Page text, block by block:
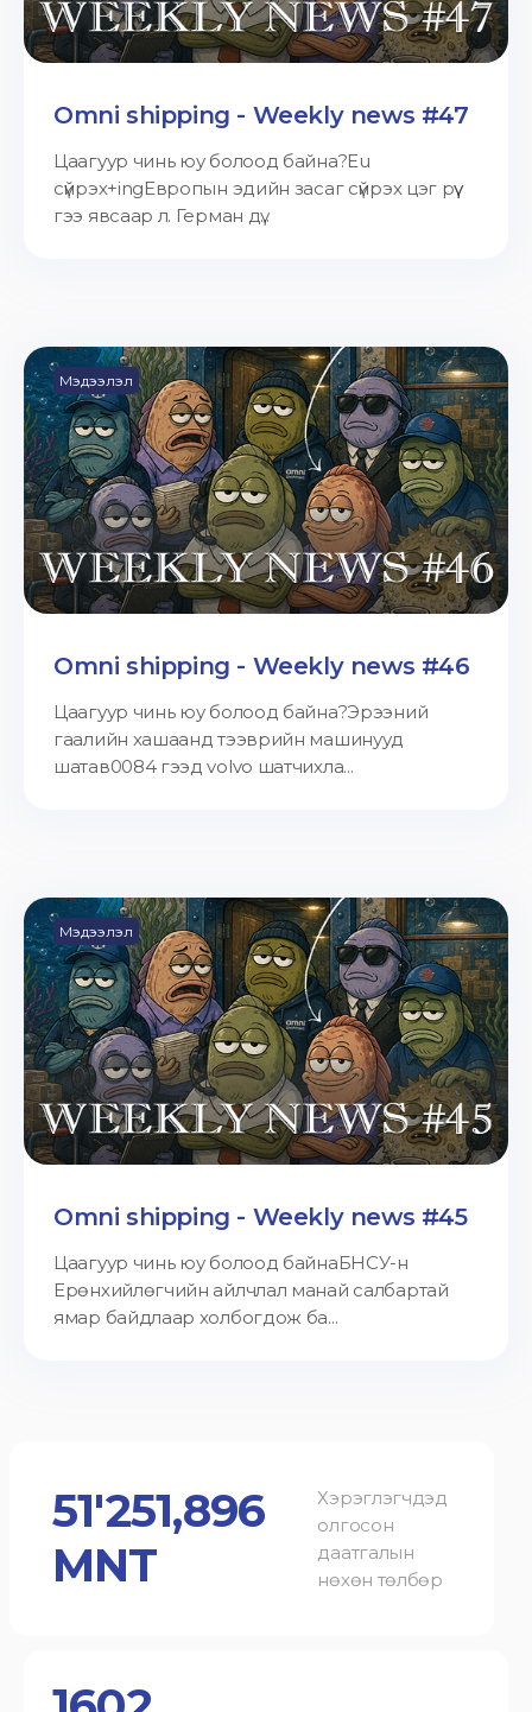
Omni shipping - Weekly news #47
Цаагуур чинь юу болоод байна?Eu
сүйрэх+ingЕвропын эдийн засаг сүйрэх цэг рүү
гээ явсаар л. Герман дү...
Мэдээлэл
Omni shipping - Weekly news #46
Цаагуур чинь юу болоод байна?Эрээний
гаалийн хашаанд тээврийн машинууд
шатав0084 гээд volvo шатчихла...
Мэдээлэл
Omni shipping - Weekly news #45
Цаагуур чинь юу болоод байнаБНСУ-н
Ерөнхийлөгчийн айлчлал манай салбартай
ямар байдлаар холбогдож ба...
51'251,896
MNT
Хэрэглэгчдэд
олгосон
даатгалын
нөхөн төлбөр